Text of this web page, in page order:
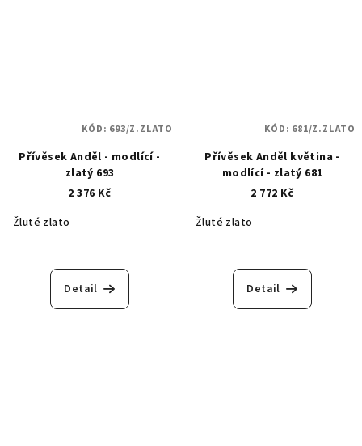
Přívěsek Anděl - modlící -
zlatý 693
2 376 Kč
Žluté zlato
Detail
KÓD: 693/Z.ZLATO
Přívěsek Anděl květina -
modlící - zlatý 681
2 772 Kč
Žluté zlato
Detail
KÓD: 681/Z.ZLATO